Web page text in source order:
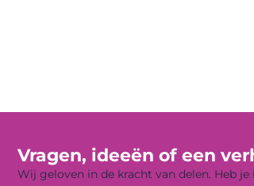
Vragen, ideeën of een
Wij geloven in de kracht van delen. Heb